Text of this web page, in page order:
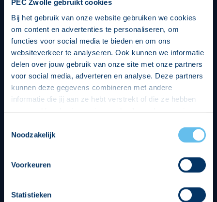
PEC Zwolle gebruikt cookies
Bij het gebruik van onze website gebruiken we cookies
om content en advertenties te personaliseren, om
functies voor social media te bieden en om ons
websiteverkeer te analyseren. Ook kunnen we informatie
delen over jouw gebruik van onze site met onze partners
voor social media, adverteren en analyse. Deze partners
kunnen deze gegevens combineren met andere
informatie die jij aan ze hebt verstrekt of die ze hebben
op een veilige en integere wijze. Je kunt je toestemming
beheren op de privacy- en cookieverklaring pagina.
Noodzakelijk
Voorkeuren
Statistieken